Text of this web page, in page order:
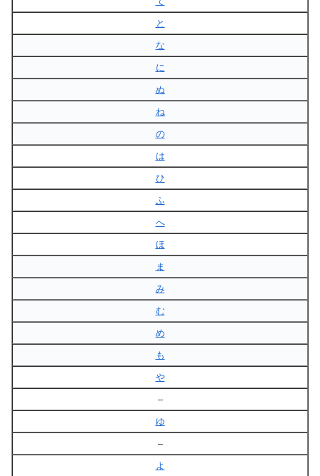
と
な
に
ぬ
ね
の
は
ひ
ふ
へ
ほ
ま
み
む
め
も
や
–
ゆ
–
よ